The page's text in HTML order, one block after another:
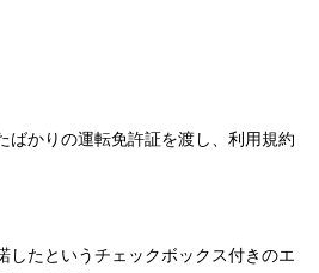
ばかりの運転免許証を渡し、利用規約
したというチェックボックス付きのエ